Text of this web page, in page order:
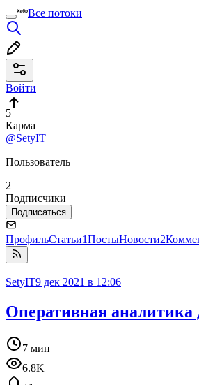
Все потоки
Войти
5
Карма
@SetyIT
Пользователь
2
Подписчики
Подписаться
ПрофильСтатьи1ПостыНовости2
SetyIT9 дек 2021 в 12:06
Оперативная
7 мин
6.8K